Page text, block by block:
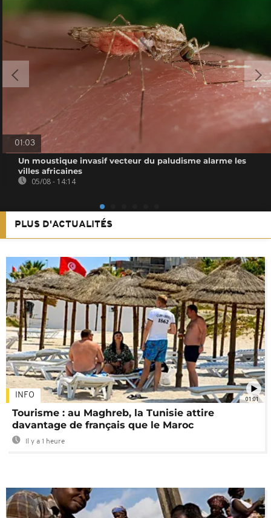
01:03
Un moustique invasif vecteur du paludisme alarme les
villes africaines
05/08 - 14:14
PLUS D'ACTUALITÉS
01:01
INFO
Tourisme : au Maghreb, la Tunisie attire
davantage de français que le Maroc
Il y a 1 heure